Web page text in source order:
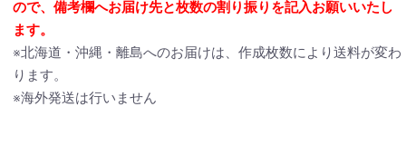
ので、備考欄へお届け先と枚数の割り振りを記入お願いいたし
ます。
※北海道・沖縄・離島へのお届けは、作成枚数により送料が変わ
ります。
※海外発送は行いません